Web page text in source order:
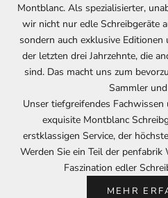
Montblanc. Als spezialisierter,
wir nicht nur edle Schreibgeräte
sondern auch exklusive
der letzten drei Jahrzehnte, die
sind. Das macht uns zum
Sammler
Unser tiefgreifendes
exquisite Montblanc
erstklassigen Service, der
Werden Sie ein Teil der
Faszination edler
MEHR